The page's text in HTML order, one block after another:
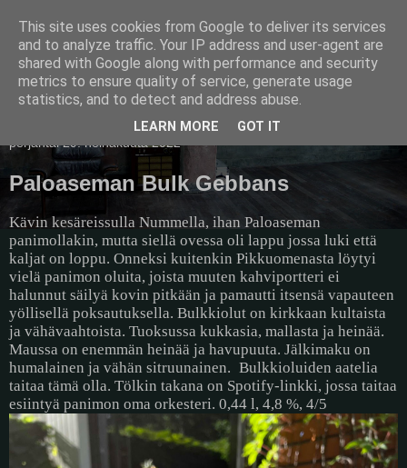
Pullollinen
perjantai 29. heinäkuuta 2022
Paloaseman Bulk Gebbans
Kävin kesäreissulla Nummella, ihan Paloaseman
panimollakin, mutta siellä ovessa oli lappu jossa luki että
kaljat on loppu. Onneksi kuitenkin Pikkuomenasta löytyi
vielä panimon oluita, joista muuten kahviportteri ei
halunnut säilyä kovin pitkään ja pamautti itsensä vapauteen
yöllisellä poksautuksella. Bulkkiolut on kirkkaan kultaista
ja vähävaahtoista. Tuoksussa kukkasia, mallasta ja heinää.
Maussa on enemmän heinää ja havupuuta. Jälkimaku on
humalainen ja vähän sitruunainen. Bulkkioluiden aatelia
taitaa tämä olla. Tölkin takana on Spotify-linkki, jossa taitaa
esiintyä panimon oma orkesteri. 0,44 l, 4,8 %, 4/5
This site uses cookies from Google to deliver its services
and to analyze traffic. Your IP address and user-agent are
shared with Google along with performance and security
metrics to ensure quality of service, generate usage
statistics, and to detect and address abuse.
LEARN MORE GOT IT